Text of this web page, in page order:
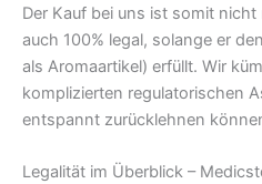
Der Kauf bei uns ist somit
auch 100% legal, solange er
als Aromaartikel) erfüllt. Wir
komplizierten regulatorischen
entspannt zurücklehnen
Legalität im Überblick –